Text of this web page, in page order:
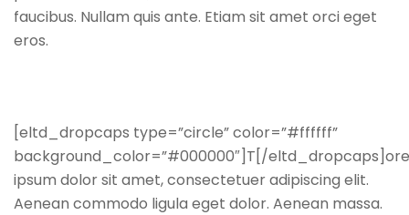
faucibus. Nullam quis ante. Etiam sit amet orci eget
eros.
[eltd_dropcaps type=”circle” color=”#ffffff”
background_color=”#000000″]T[/
ipsum dolor sit amet, consectetuer adipiscing elit.
Aenean commodo ligula eget dolor. Aenean massa.